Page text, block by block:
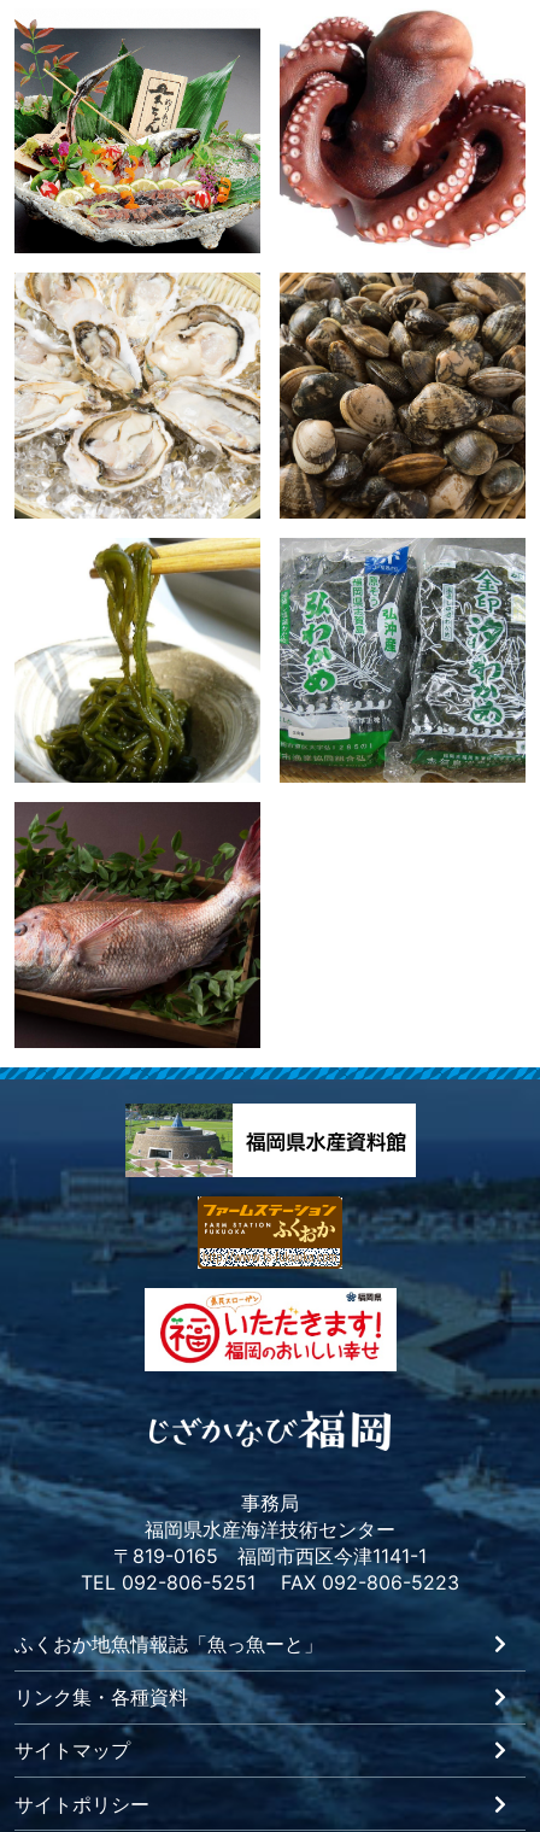
事務局
福岡県水産海洋技術センター
〒819-0165 福岡市西区今津1141-1
TEL 092-806-5251 FAX 092-806-5223
ふくおか地魚情報誌「魚っ魚ーと」
リンク集・各種資料
サイトマップ
サイトポリシー